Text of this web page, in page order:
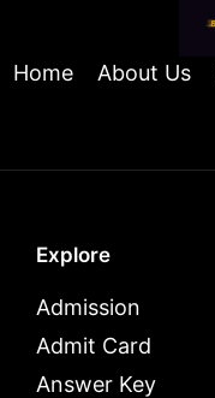
Home About Us
Explore
Admission
Admit Card
Answer Key